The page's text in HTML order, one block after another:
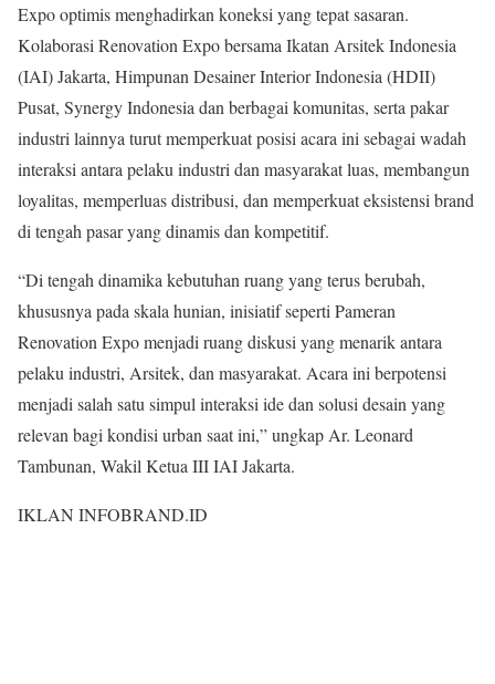
Expo optimis menghadirkan koneksi yang tepat sasaran.
Kolaborasi Renovation Expo bersama Ikatan Arsitek Indonesia
(IAI) Jakarta, Himpunan Desainer Interior Indonesia (HDII)
Pusat, Synergy Indonesia dan berbagai komunitas, serta pakar
industri lainnya turut memperkuat posisi acara ini sebagai wadah
interaksi antara pelaku industri dan masyarakat luas, membangun
loyalitas, memperluas distribusi, dan memperkuat eksistensi brand
di tengah pasar yang dinamis dan kompetitif.
“Di tengah dinamika kebutuhan ruang yang terus berubah,
khususnya pada skala hunian, inisiatif seperti Pameran
Renovation Expo menjadi ruang diskusi yang menarik antara
pelaku industri, Arsitek, dan masyarakat. Acara ini berpotensi
menjadi salah satu simpul interaksi ide dan solusi desain yang
relevan bagi kondisi urban saat ini,” ungkap Ar. Leonard
Tambunan, Wakil Ketua III IAI Jakarta.
IKLAN INFOBRAND.ID